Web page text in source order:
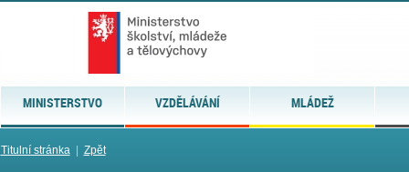
MINISTERSTVO VZDĚLÁVÁNÍ MLÁDEŽ
Titulní stránka| Zpět